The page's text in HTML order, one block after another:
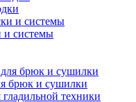
и системы
брюк и сушилки